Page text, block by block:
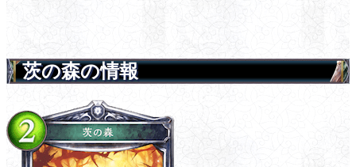
茨の森の情報